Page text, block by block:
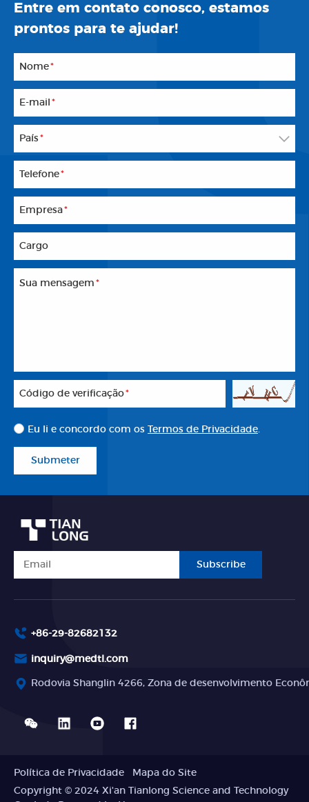
Entre em contato conosco, estamos
prontos para te ajudar!
Nome*
E-mail *
País *
Telefone*
Empresa*
Cargo
Sua mensagem *
Código de verificação*
Eu li e concordo com os Termos de Privacidade
Submeter
Subscribe
+86-29-82682132
inquiry@medtl.com
Rodovia Shanglin 4266, Zona de desenvolvimento
Copyright © 2024 Xi'an Tianlong Science and Technology
Política de Privacidade Mapa do Site